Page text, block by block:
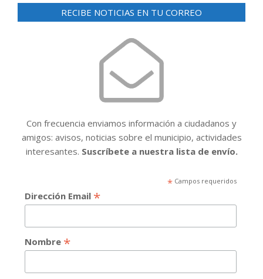
RECIBE NOTICIAS EN TU CORREO
Con frecuencia enviamos información a ciudadanos y
amigos: avisos, noticias sobre el municipio, actividades
interesantes. Suscríbete a nuestra lista de envío.
*Campos requeridos
Dirección Email *
Nombre *